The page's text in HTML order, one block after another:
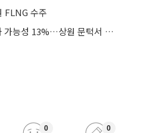
FLNG 수주
美 클래리티 법안 연내 통과 가능성 13%…상원 문턱서 제동
0 0